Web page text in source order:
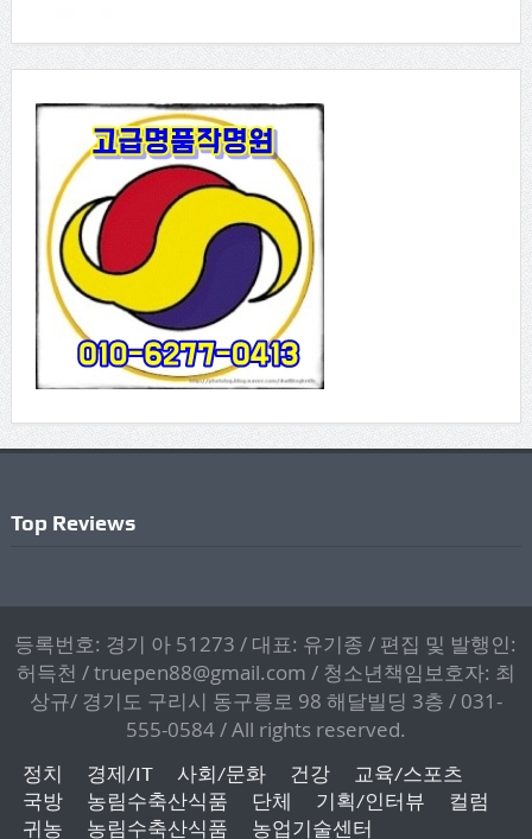
Top Reviews
등록번호: 경기 아 51273 / 대표: 유기종 / 편집 및 발행인:
허득천 / truepen88@gmail.com / 청소년책임보호자: 최
상규/ 경기도 구리시 동구릉로 98 해달빌딩 3층 / 031-
555-0584 / All rights reserved.
정치 경제/IT 사회/문화 건강
교육/스포츠
국방
농림수축산식품 단체 기획/인터뷰
컬럼
귀농
농림수축산식품 농업기술센터